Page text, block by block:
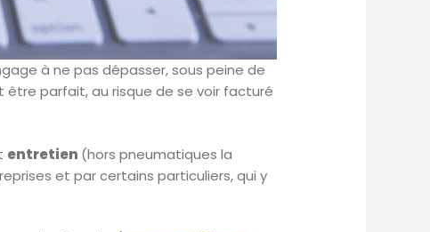
à ne pas dépasser, sous peine de
être parfait, au risque de se voir facturé
entretien (hors pneumatiques la
et par certains particuliers, qui y